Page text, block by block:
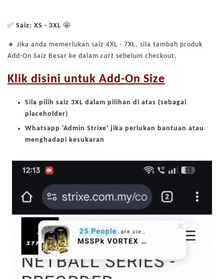
✅ Saiz: XS - 3XL 🤩
🔸 Jika anda memerlukan saiz 4XL - 7XL, sila tambah produk
Add-On Saiz Besar ke dalam cart sebelum checkout.
Klik disini untuk Add-On Size
Sila pilih saiz 3XL dalam pilihan di atas (sebagai
placeholder)
Whatsapp 'Admin Strixe' jika perlukan bantuan atau
menghadapi kesukaran